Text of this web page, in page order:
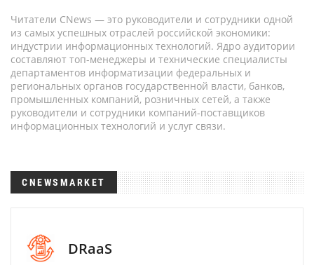
Читатели CNews — это руководители и сотрудники одной
из самых успешных отраслей российской экономики:
индустрии информационных технологий. Ядро аудитории
составляют топ-менеджеры и технические специалисты
департаментов информатизации федеральных и
региональных органов государственной власти, банков,
промышленных компаний, розничных сетей, а также
руководители и сотрудники компаний-поставщиков
информационных технологий и услуг связи.
CNEWSMARKET
DRaaS